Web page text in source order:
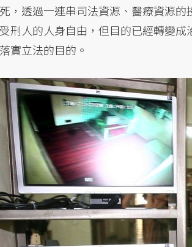
，透過一連串司法資源、醫療資源的
刑人的人身自由，但目的已經轉變
實立法的目的。